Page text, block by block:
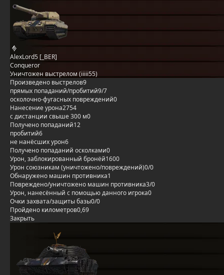
AlexLord5 [_BER]
Conqueror
Уничтожен выстрелом (iiiii55)
Произведено выстрелов9
прямых попаданий/пробитий9/7
осколочно-фугасных повреждений0
Нанесение урона2754
с дистанции свыше 300 м0
Получено попаданий12
пробитий6
не нанёсших урон6
Получено попаданий осколками0
Урон, заблокированный бронёй1600
Урон союзникам (уничтожено/повреждений)0/0
Обнаружено машин противника1
Повреждено/уничтожено машин противника3/0
Урон, нанесённый с помощью данного игрока0
Очки захвата/защиты базы0/0
Пройдено километров0,69
Закрыть